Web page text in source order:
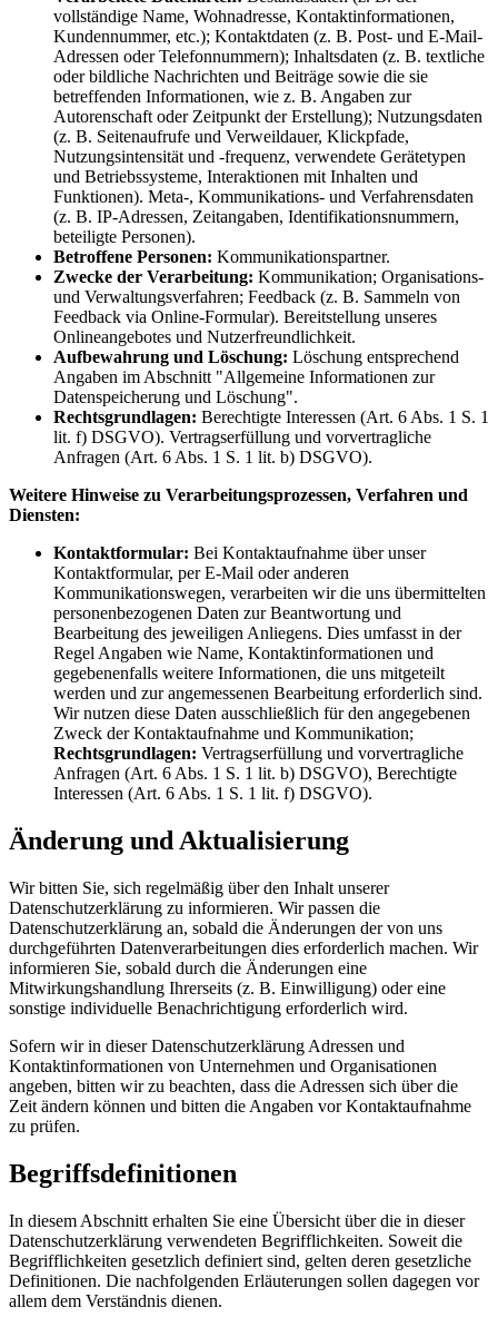
vollständige Name, Wohnadresse, Kontaktinformationen,
Kundennummer, etc.); Kontaktdaten (z. B. Post- und E-Mail-
Adressen oder Telefonnummern); Inhaltsdaten (z. B. textliche
oder bildliche Nachrichten und Beiträge sowie die sie
betreffenden Informationen, wie z. B. Angaben zur
Autorenschaft oder Zeitpunkt der Erstellung); Nutzungsdaten
(z. B. Seitenaufrufe und Verweildauer, Klickpfade,
Nutzungsintensität und -frequenz, verwendete Gerätetypen
und Betriebssysteme, Interaktionen mit Inhalten und
Funktionen). Meta-, Kommunikations- und Verfahrensdaten
(z. B. IP-Adressen, Zeitangaben, Identifikationsnummern,
beteiligte Personen).
Betroffene Personen: Kommunikationspartner.
Zwecke der Verarbeitung: Kommunikation; Organisations-
und Verwaltungsverfahren; Feedback (z. B. Sammeln von
Feedback via Online-Formular). Bereitstellung unseres
Onlineangebotes und Nutzerfreundlichkeit.
Aufbewahrung und Löschung: Löschung entsprechend
Angaben im Abschnitt "Allgemeine Informationen zur
Datenspeicherung und Löschung".
Rechtsgrundlagen: Berechtigte Interessen (Art. 6 Abs. 1 S. 1
lit. f) DSGVO). Vertragserfüllung und vorvertragliche
Anfragen (Art. 6 Abs. 1 S. 1 lit. b) DSGVO).
Weitere Hinweise zu Verarbeitungsprozessen, Verfahren und
Diensten:
Kontaktformular: Bei Kontaktaufnahme über unser
Kontaktformular, per E-Mail oder anderen
Kommunikationswegen, verarbeiten wir die uns übermittelten
personenbezogenen Daten zur Beantwortung und
Bearbeitung des jeweiligen Anliegens. Dies umfasst in der
Regel Angaben wie Name, Kontaktinformationen und
gegebenenfalls weitere Informationen, die uns mitgeteilt
werden und zur angemessenen Bearbeitung erforderlich sind.
Wir nutzen diese Daten ausschließlich für den angegebenen
Zweck der Kontaktaufnahme und Kommunikation;
Rechtsgrundlagen: Vertragserfüllung und vorvertragliche
Anfragen (Art. 6 Abs. 1 S. 1 lit. b) DSGVO), Berechtigte
Interessen (Art. 6 Abs. 1 S. 1 lit. f) DSGVO).
Änderung und Aktualisierung
Wir bitten Sie, sich regelmäßig über den Inhalt unserer
Datenschutzerklärung zu informieren. Wir passen die
Datenschutzerklärung an, sobald die Änderungen der von uns
durchgeführten Datenverarbeitungen dies erforderlich machen. Wir
informieren Sie, sobald durch die Änderungen eine
Mitwirkungshandlung Ihrerseits (z. B. Einwilligung) oder eine
sonstige individuelle Benachrichtigung erforderlich wird.
Sofern wir in dieser Datenschutzerklärung Adressen und
Kontaktinformationen von Unternehmen und Organisationen
angeben, bitten wir zu beachten, dass die Adressen sich über die
Zeit ändern können und bitten die Angaben vor Kontaktaufnahme
zu prüfen.
Begriffsdefinitionen
In diesem Abschnitt erhalten Sie eine Übersicht über die in dieser
Datenschutzerklärung verwendeten Begrifflichkeiten. Soweit die
Begrifflichkeiten gesetzlich definiert sind, gelten deren gesetzliche
Definitionen. Die nachfolgenden Erläuterungen sollen dagegen vor
allem dem Verständnis dienen.